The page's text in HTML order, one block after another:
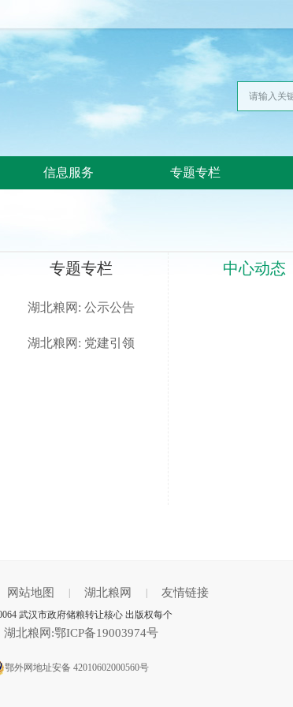
信息服务 专题专栏
专题专栏
湖北粮网: 公示公告
湖北粮网: 党建引领
中心动态
网站地图 湖北粮网 友情链接
武汉市政府储粮转让核心 出版权每个
湖北粮网:鄂ICP备19003974号
鄂外网地址安备 42010602000560号